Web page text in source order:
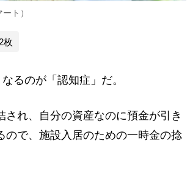
ト）
枚
るのが「認知症」だ。
され、自分の資産なのに預金が引き
ので、施設入居のための一時金の捻